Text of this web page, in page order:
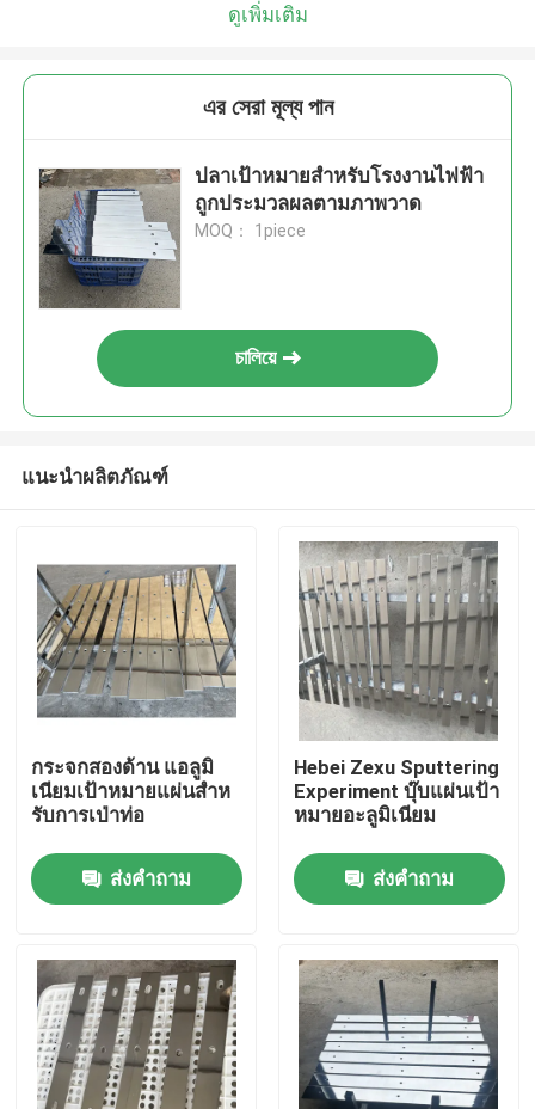
บ้าน
สินค้า
ดูเพิ่มเติม
এর সেরা মূল্য পান
ปลาเป้าหมายสําหรับโรงงานไฟฟ้า
ถูกประมวลผลตามภาพวาด
MOQ： 1piece
চালিয়ে
แนะนำผลิตภัณฑ์
กระจกสองด้าน แอลูมิ
เนียมเป้าหมายแผ่นสําห
รับการเป่าท่อ
ส่งคำถาม
Hebei Zexu Sputtering
Experiment บุ๊บแผ่นเป้า
หมายอะลูมิเนียม
ส่งคำถาม